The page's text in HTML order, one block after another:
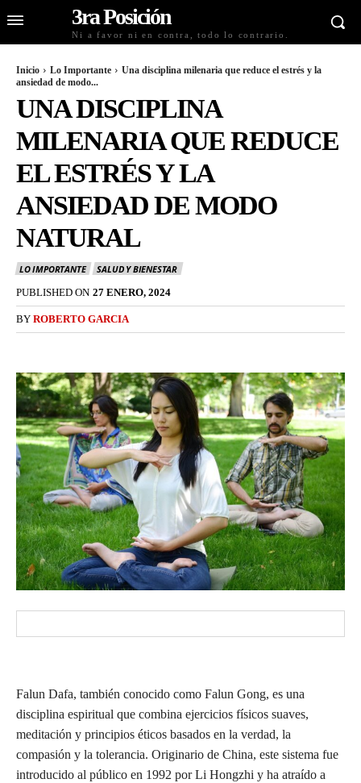
3ra Posición
Ni a favor ni en contra, todo lo contrario.
Inicio Lo Importante
Una disciplina milenaria que reduce el estrés y la
ansiedad de modo...
UNA DISCIPLINA
MILENARIA QUE REDUCE
EL ESTRÉS Y LA
ANSIEDAD DE MODO
NATURAL
LO IMPORTANTE
SALUD Y BIENESTAR
PUBLISHED ON 27 ENERO, 2024
BY ROBERTO GARCIA
Falun Dafa, también conocido como Falun Gong, es una
disciplina espiritual que combina ejercicios físicos suaves,
meditación y principios éticos basados en la verdad, la
compasión y la tolerancia. Originario de China, este sistema fue
introducido al público en 1992 por Li Hongzhi y ha atraído a